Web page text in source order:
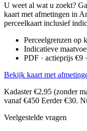
U weet al wat u zoekt?
kaart met afmetingen in
perceelkaart inclusief
Perceelgrenzen op
Indicatieve
PDF · actieprijs €9
Bekijk kaart met
Kadaster €2,95 (zonder
vanaf €450 Eerder €30.
Veelgestelde vragen